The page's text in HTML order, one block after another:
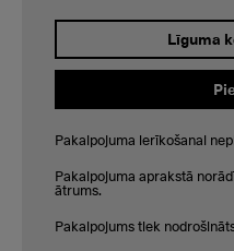
Līguma
Pakalpojuma ierīkošanai
Pakalpojuma aprakstā
ātrums.
Pakalpojums tiek